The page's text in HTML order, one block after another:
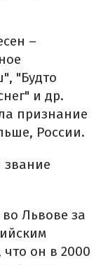
–
"Будто
и др.
признание
России.
звание
Львове за
он в 2000